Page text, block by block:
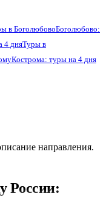
в БоголюбовоБоголюбово:
4 дняТуры в
Кострома: туры на 4 дня
направления.
России: